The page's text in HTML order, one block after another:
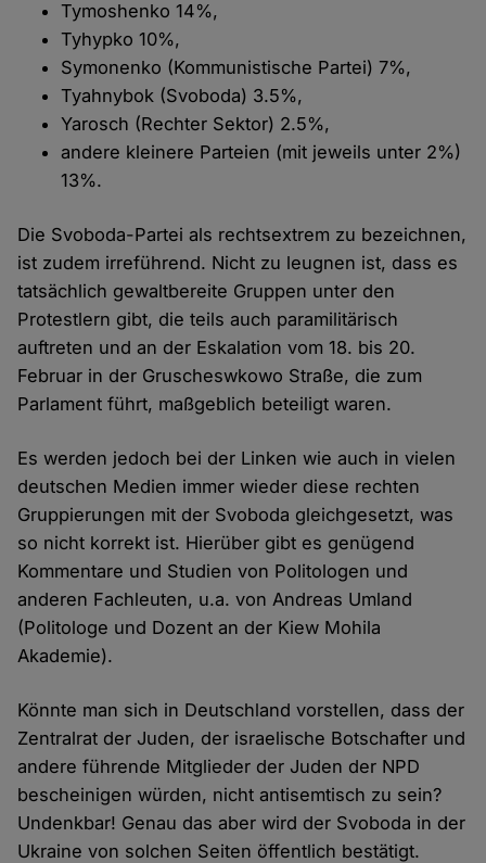
Tymoshenko 14%,
Tyhypko 10%,
Symonenko (Kommunistische Partei) 7%,
Tyahnybok (Svoboda) 3.5%,
Yarosch (Rechter Sektor) 2.5%,
andere kleinere Parteien (mit jeweils unter 2%)
13%.
Die Svoboda-Partei als rechtsextrem zu bezeichnen,
ist zudem irreführend. Nicht zu leugnen ist, dass es
tatsächlich gewaltbereite Gruppen unter den
Protestlern gibt, die teils auch paramilitärisch
auftreten und an der Eskalation vom 18. bis 20.
Februar in der Gruscheswkowo Straße, die zum
Parlament führt, maßgeblich beteiligt waren.
Es werden jedoch bei der Linken wie auch in vielen
deutschen Medien immer wieder diese rechten
Gruppierungen mit der Svoboda gleichgesetzt, was
so nicht korrekt ist. Hierüber gibt es genügend
Kommentare und Studien von Politologen und
anderen Fachleuten, u.a. von Andreas Umland
(Politologe und Dozent an der Kiew Mohila
Akademie).
Könnte man sich in Deutschland vorstellen, dass der
Zentralrat der Juden, der israelische Botschafter und
andere führende Mitglieder der Juden der NPD
bescheinigen würden, nicht antisemtisch zu sein?
Undenkbar! Genau das aber wird der Svoboda in der
Ukraine von solchen Seiten öffentlich bestätigt.